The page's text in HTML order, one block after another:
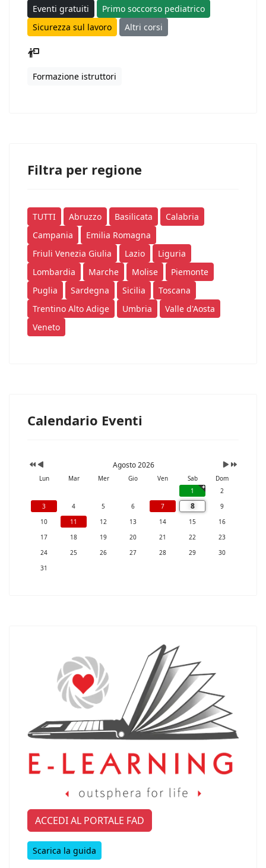
Eventi gratuiti
Primo soccorso pediatrico
Sicurezza sul lavoro
Altri corsi
Formazione istruttori
Filtra per regione
TUTTI Abruzzo Basilicata
Calabria
Campania
Emilia Romagna
Friuli Venezia Giulia
Lazio
Liguria
Lombardia
Marche Molise
Piemonte
Puglia
Sardegna Sicilia
Toscana
Trentino Alto Adige
Umbria
Valle d'Aosta
Veneto
Calendario Eventi
Agosto 2026
Lun Mar Mer Gio Ven Sab
Dom
1
2
3
4 5 6 7 8
9
10
11 12 13 14 15
16
17
18 19 20 21 22
23
24
25 26 27 28 29
30
31
ACCEDI AL PORTALE FAD
Scarica la guida